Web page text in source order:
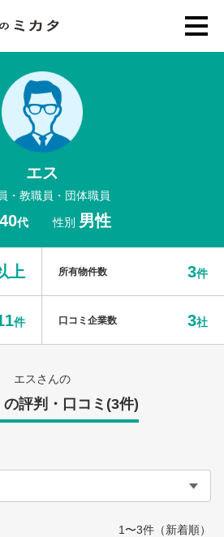
は
・口コミ
エス
・教職員・団体職員
40代 性別 男性
上 所有物件数 3件
件 口コミ企業数 3社
エスさんの
の評判・口コミ(3件)
1〜3件（新着順）